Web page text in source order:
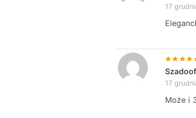
17
Szadoof
17
Może i